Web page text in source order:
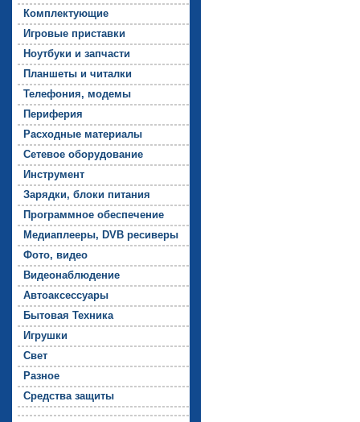
Комп­лек­ту­ющие
Иг­ро­вые прис­тавки
Но­ут­бу­ки и зап­части
План­ше­ты и чи­тал­ки
Те­лефо­ния, мо­демы
Пе­рифе­рия
Рас­ходные ма­тери­алы
Се­тевое обо­рудо­вание
Инс­тру­мент
За­ряд­ки, бло­ки пи­тания
Прог­рамм­ное обес­пе­чение
Ме­ди­ап­ле­еры, DVB ре­сиве­ры
Фо­то, ви­део
Ви­де­онаб­лю­дение
Ав­то­ак­сессу­ары
Бы­товая Тех­ни­ка
Иг­рушки
Свет
Раз­ное
Средс­тва за­щиты